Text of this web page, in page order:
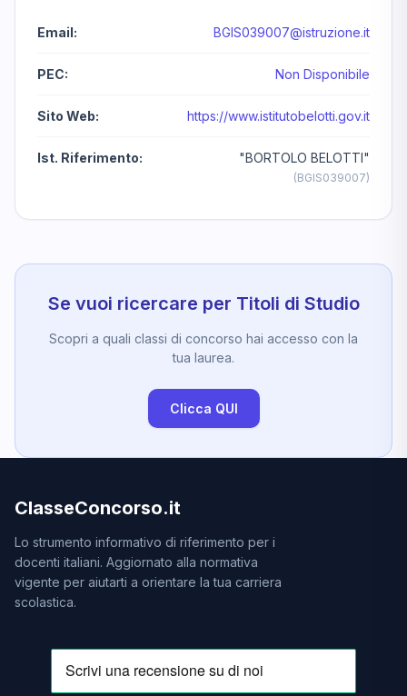
Email: BGIS039007@istruzione.it
PEC: Non Disponibile
Sito Web: https://www.istitutobelotti.gov.it
Ist. Riferimento: "BORTOLO BELOTTI"
(BGIS039007)
Se vuoi ricercare per Titoli di Studio
Scopri a quali classi di concorso hai accesso con la
tua laurea.
Clicca QUI
ClasseConcorso.it
Lo strumento informativo di riferimento per i
docenti italiani. Aggiornato alla normativa
vigente per aiutarti a orientare la tua carriera
scolastica.